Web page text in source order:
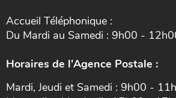
Accueil Téléphonique :
Du Mardi au Samedi : 9h00 -
Horaires de l'Agence Postale :
Mardi, Jeudi et Samedi : 9h00 -